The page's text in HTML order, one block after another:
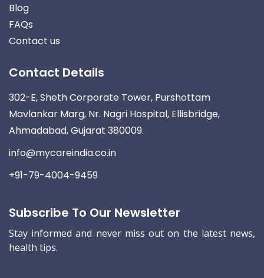
Blog
FAQs
Contact us
Contact Details
302-E, Sheth Corporate Tower, Purshottam
Mavlankar Marg, Nr. Nagri Hospital, Ellisbridge,
Ahmadabad, Gujarat 380009.
info@mycareindia.co.in
+91-79-4004-9459
Subscribe To Our Newsletter
Stay informed and never miss out on the latest news,
health tips.